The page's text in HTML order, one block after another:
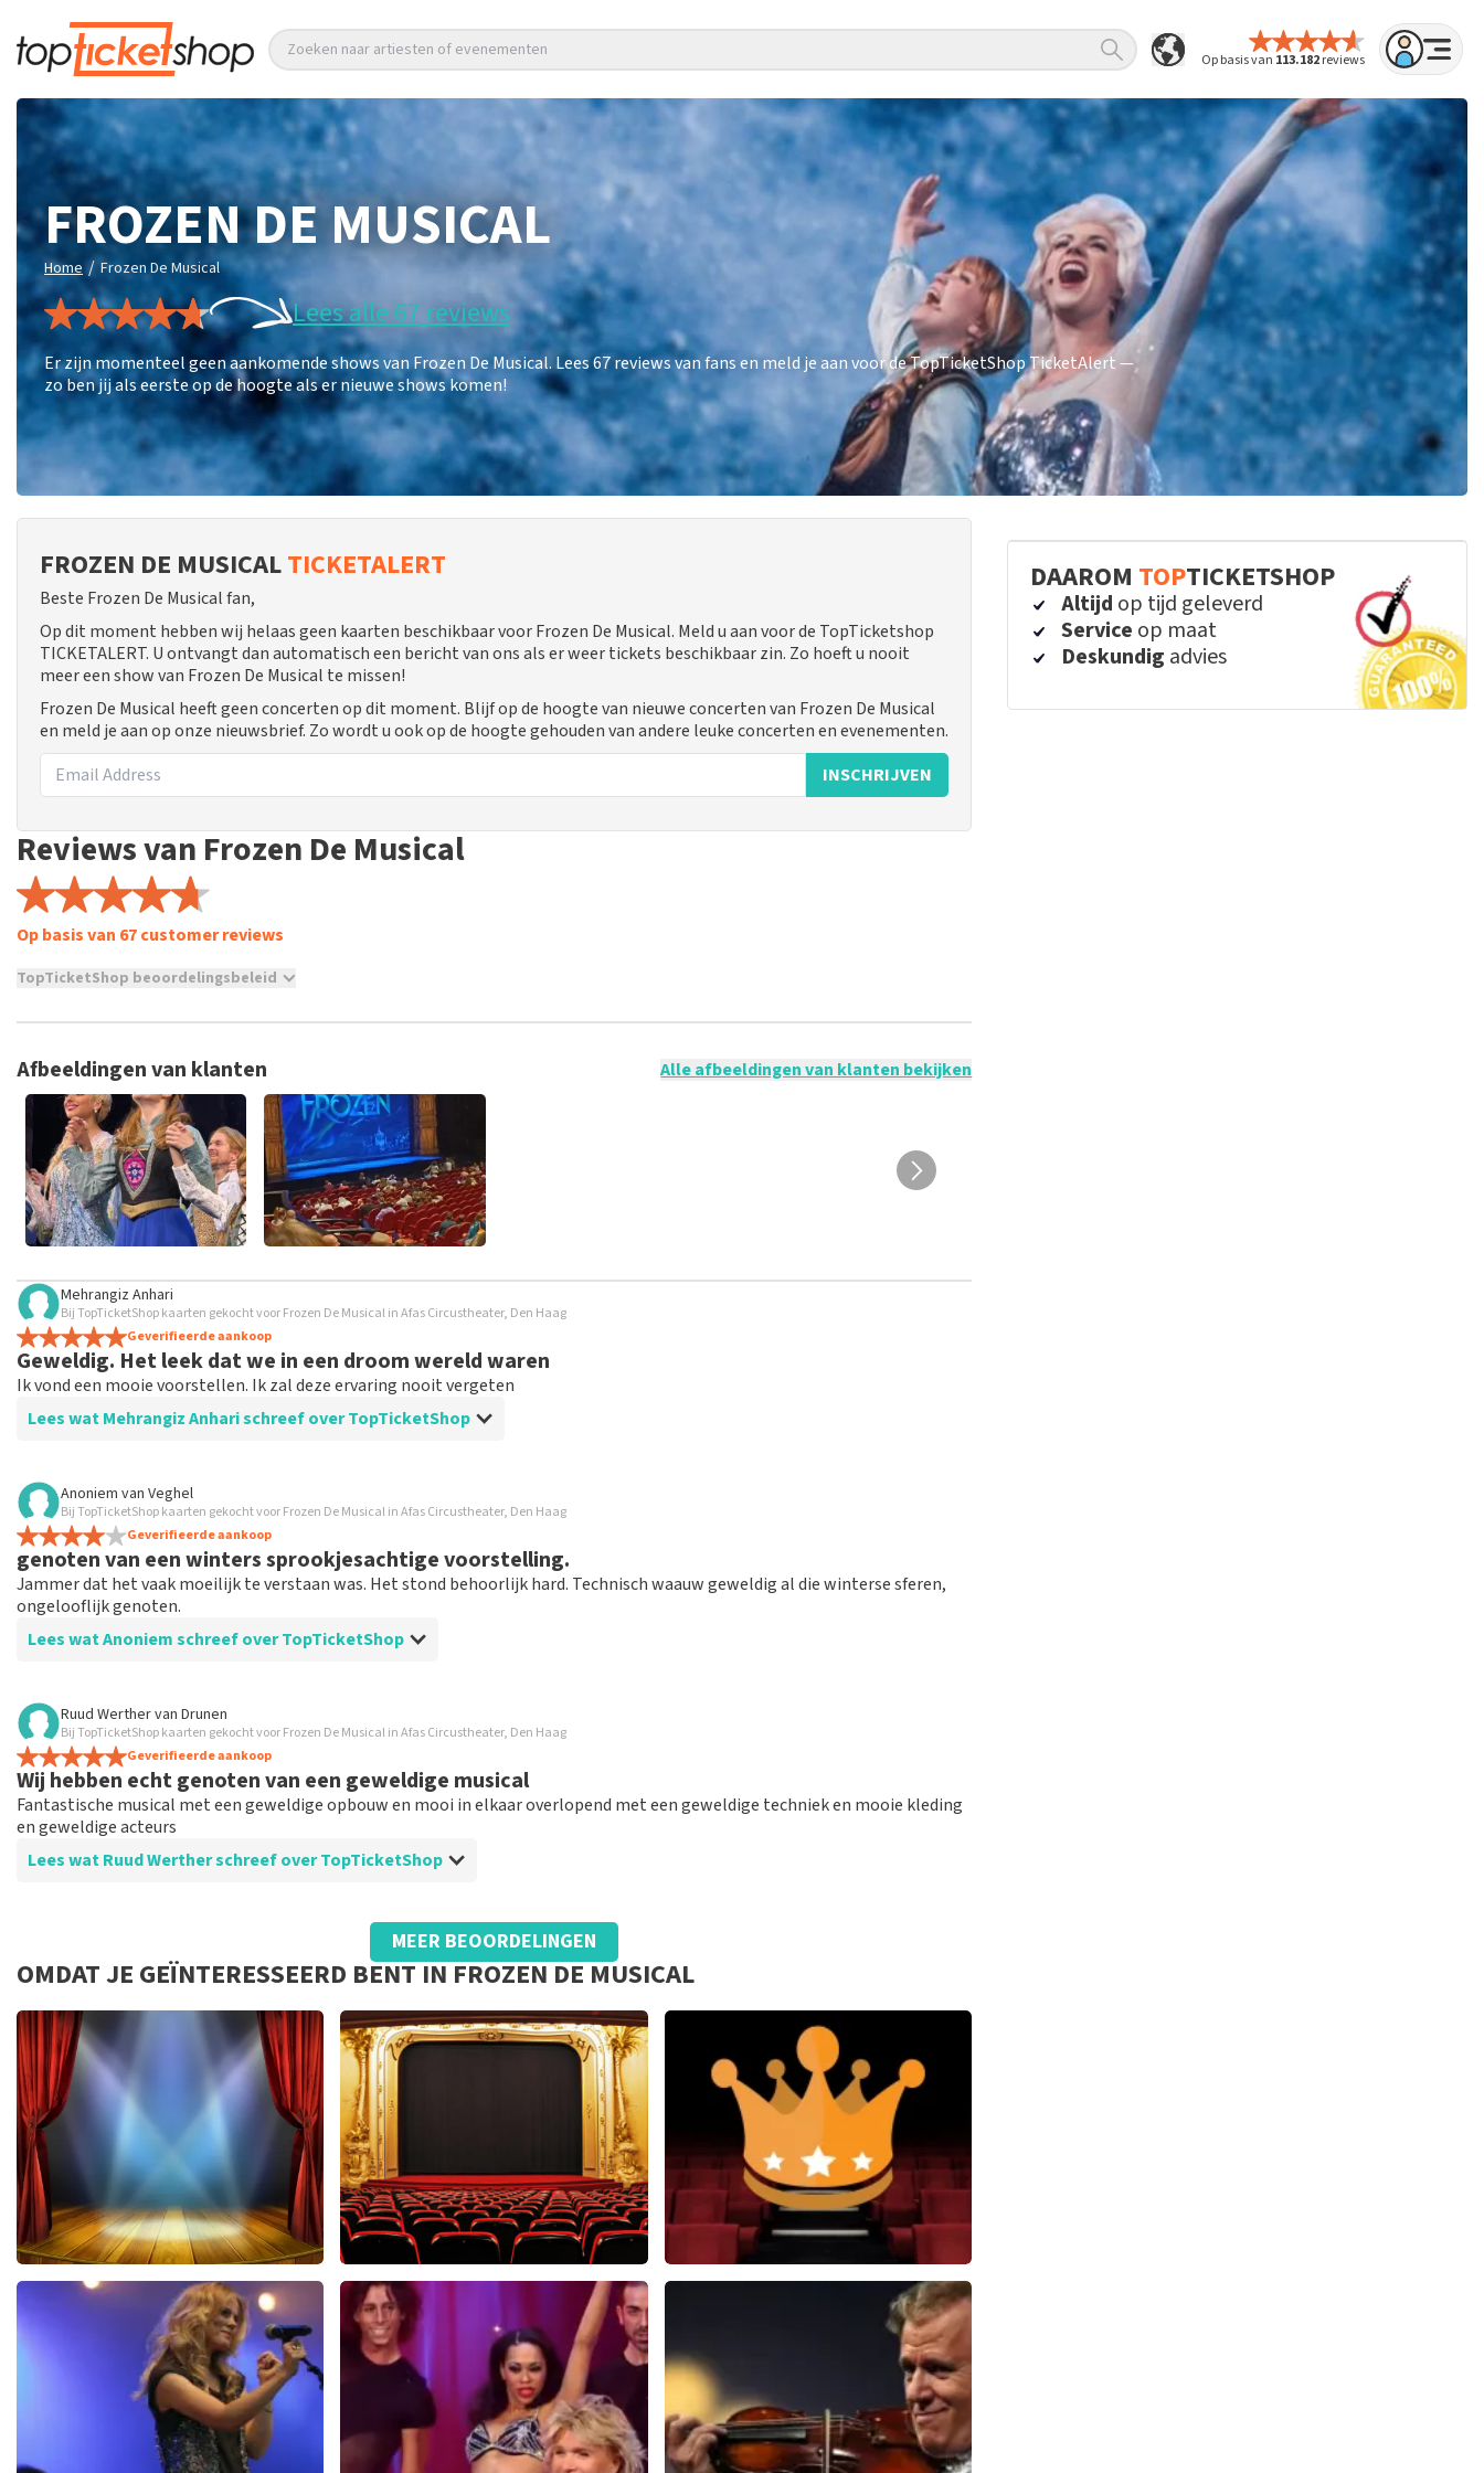
Op basis van 113.182reviews
Zoeken naar artiesten of evenementen
FROZEN DE MUSICAL
Home / Frozen De Musical
Lees alle 67 reviews
Er zijn momenteel geen aankomende shows van Frozen De Musical. Lees 67 reviews van fans en meld je aan voor de TopTicketShop TicketAlert —
zo ben jij als eerste op de hoogte als er nieuwe shows komen!
FROZEN DE MUSICALTICKETALERT
Beste Frozen De Musical fan,
Op dit moment hebben wij helaas geen kaarten beschikbaar voor Frozen De Musical. Meld u aan voor de TopTicketshop
TICKETALERT. U ontvangt dan automatisch een bericht van ons als er weer tickets beschikbaar zin. Zo hoeft u nooit
meer een show van Frozen De Musical te missen!
Frozen De Musical heeft geen concerten op dit moment. Blijf op de hoogte van nieuwe concerten van Frozen De Musical
en meld je aan op onze nieuwsbrief. Zo wordt u ook op de hoogte gehouden van andere leuke concerten en evenementen.
INSCHRIJVEN
Reviews van Frozen De Musical
Op basis van 67 customer reviews
TopTicketShop beoordelingsbeleid
TopTicketShop verzamelt reviews van echte klanten. Het is niet mogelijk om een review achter te laten als je geen tickets
weken duren voordat een review wordt geplaatst.
Afbeeldingen van klanten Alle afbeeldingen van klanten bekijken
Mehrangiz Anhari
Bij TopTicketShop kaarten gekocht voor Frozen De Musical in Afas Circustheater, Den Haag
Geverifieerde aankoop
Geweldig. Het leek dat we in een droom wereld waren
Ik vond een mooie voorstellen. Ik zal deze ervaring nooit vergeten
Lees wat Mehrangiz Anhari schreef over TopTicketShop
Beoordeling van Mehrangiz Anhari over
Alles loopt perfect
Anoniem van Veghel
Bij TopTicketShop kaarten gekocht voor Frozen De Musical in Afas Circustheater, Den Haag
Geverifieerde aankoop
genoten van een winters sprookjesachtige voorstelling.
Jammer dat het vaak moeilijk te verstaan was. Het stond behoorlijk hard. Technisch waauw geweldig al die winterse sferen,
ongelooflijk genoten.
Lees wat Anoniem schreef over TopTicketShop
Beoordeling van Anoniem over
mijn vrouw kreeg zelfs een betere plaats in rij 15 zonder trappen met haar rollator, Super
personeel.
Ruud Werthervan Drunen
Bij TopTicketShop kaarten gekocht voor Frozen De Musical in Afas Circustheater, Den Haag
Geverifieerde aankoop
Wij hebben echt genoten van een geweldige musical
Fantastische musical met een geweldige opbouw en mooi in elkaar overlopend met een geweldige techniek en mooie kleding
en geweldige acteurs
Lees wat Ruud Werther schreef over TopTicketShop
TopTicketShop
vlot geholpen en alles op tijd en duidelijk binnengekregen
geweldig geholpen en naar de corona uitstel hebben wij genoten van een fantastische musical
MEER BEOORDELINGEN
OMDAT JE GEÏNTERESSEERD BENT IN FROZEN DE MUSICAL
40 45 De Musical
2588+reviews
BEKIJKEN
Saturday Night Fever
60reviews
BEKIJKEN
reviews
DAAROM TOPTICKETSHOP
Altijd op tijd geleverd
Service op maat
Deskundig advies